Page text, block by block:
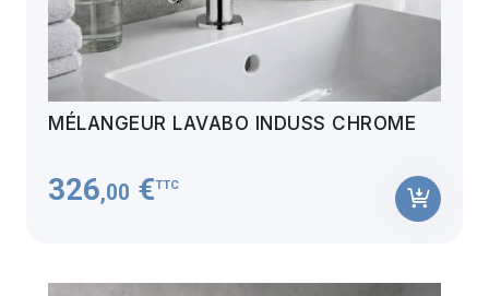
MÉLANGEUR LAVABO INDUSS CHROME
326,00 €TTC